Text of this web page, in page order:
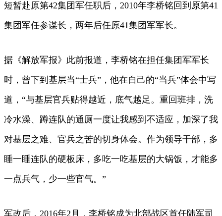
短暂赴原第42集团军任职后，2010年李桥铭回到原第41
集团军任参谋长，两年后任原41集团军军长。
据《解放军报》此前报道，李桥铭在担任集团军军长
时，曾下到基层当“士兵”，他在自己的“当兵”体会中写
道，“与基层官兵贴得越近，底气越足。重回班排，洗
冷水澡、蹲连队的通厕一度让我感到不适应，加深了我
对基层之难、官兵之苦的切身体会。作为领导干部，多
睡一睡连队的硬板床，多吃一吃基层的大锅饭，才能多
一点兵气，少一些官气。”
军改后，2016年2月，李桥铭成为北部战区首任陆军司